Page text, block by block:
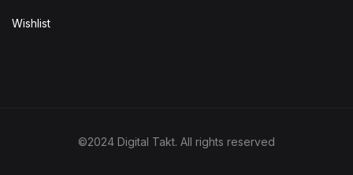
Wishlist
©2024 Digital Takt. All rights reserved